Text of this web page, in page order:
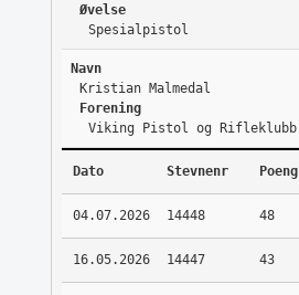
Øvelse
Spesialpistol
Navn
Kristian Malmedal
Forening
Viking Pistol og Rifleklubb
Dato Stevnenr Poeng
04.07.2026 14448 48
16.05.2026 14447 43